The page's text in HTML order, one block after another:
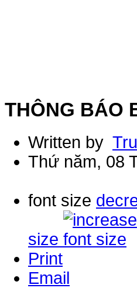
THÔNG BÁO
Written by
Thứ năm, 08
font size
size
Print
Email